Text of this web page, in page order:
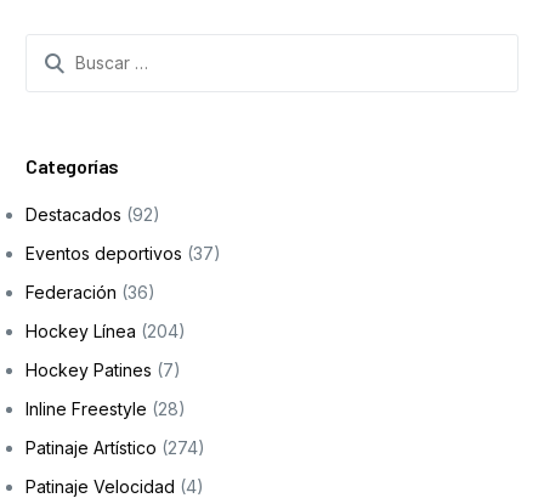
Categorías
Destacados (92)
Eventos deportivos (37)
Federación (36)
Hockey Línea (204)
Hockey Patines (7)
Inline Freestyle (28)
Patinaje Artístico (274)
Patinaje Velocidad (4)